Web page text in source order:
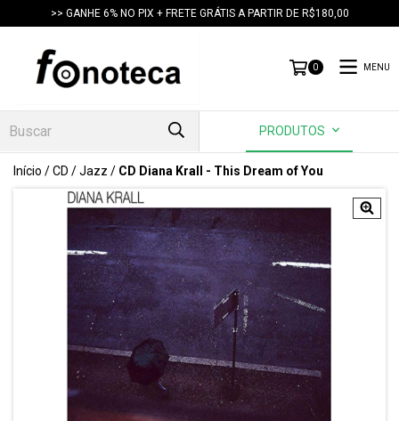
>> GANHE 6% NO PIX + FRETE GRÁTIS A PARTIR DE R$180,00
0 MENU
PRODUTOS
Início /CD /Jazz / CD Diana Krall - This Dream of You